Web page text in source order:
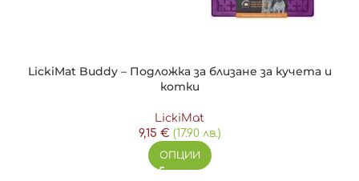
LickiMat Buddy – Подложка за близане за кучета и
котки
LickiMat
9,15 € (17.90 лв.)
ОПЦИИ